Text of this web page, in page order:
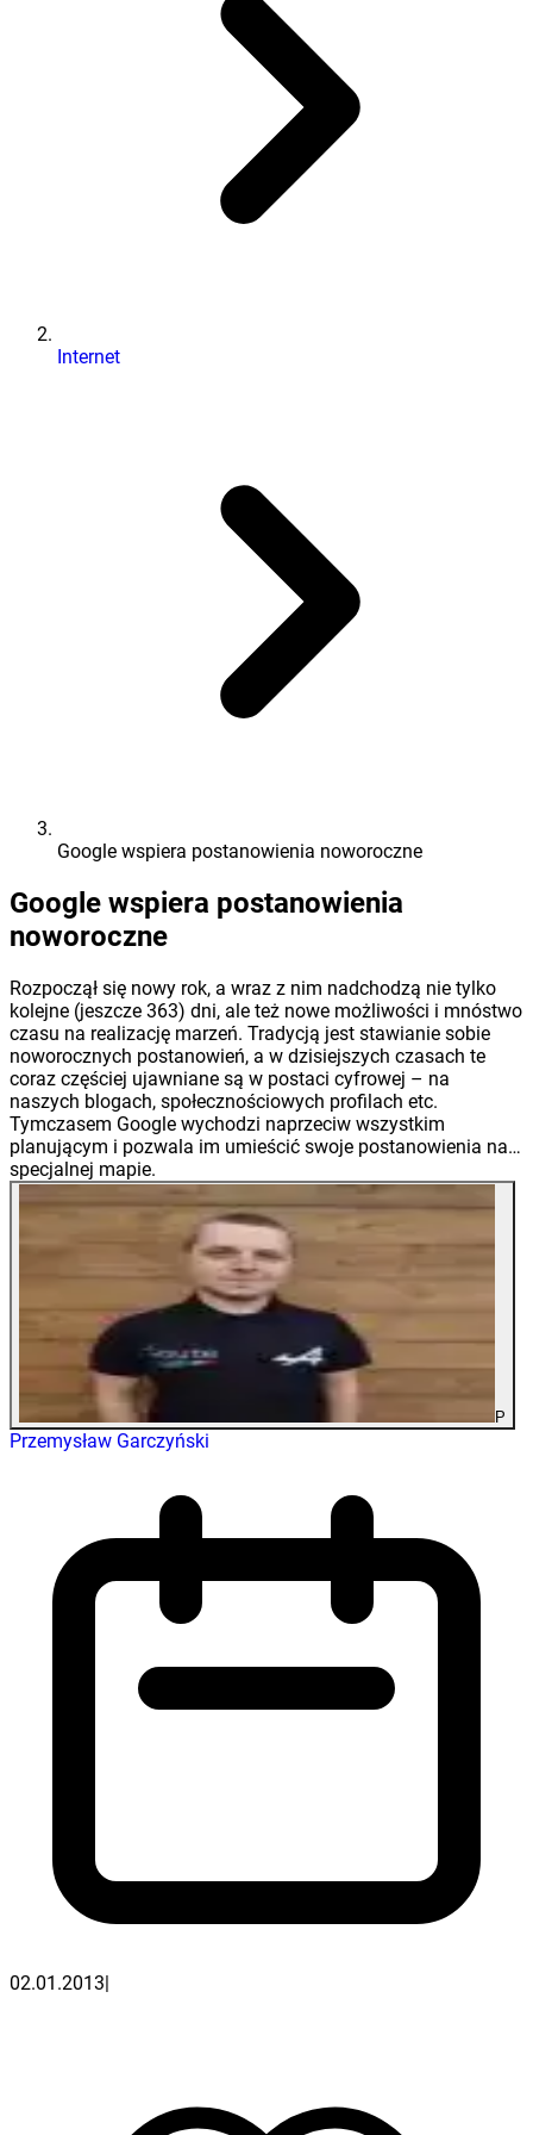
Internet
Google wspiera postanowienia noworoczne
Google wspiera postanowienia
noworoczne
Rozpoczął się nowy rok, a wraz z nim nadchodzą nie tylko
kolejne (jeszcze 363) dni, ale też nowe możliwości i mnóstwo
czasu na realizację marzeń. Tradycją jest stawianie sobie
noworocznych postanowień, a w dzisiejszych czasach te
coraz częściej ujawniane są w postaci cyfrowej – na
naszych blogach, społecznościowych profilach etc.
Tymczasem Google wychodzi naprzeciw wszystkim
planującym i pozwala im umieścić swoje postanowienia na…
specjalnej mapie.
P
Przemysław Garczyński
02.01.2013|